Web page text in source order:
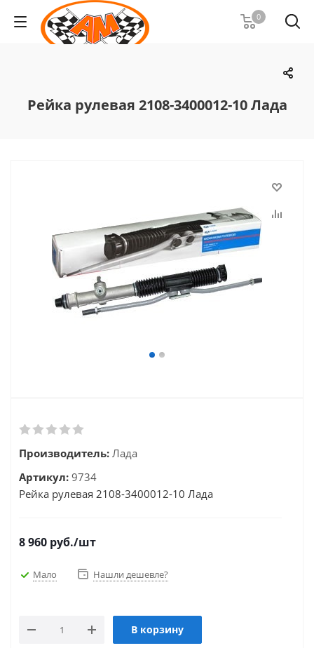
0
Рейка рулевая 2108-3400012-10 Лада
Производитель: Лада
Артикул: 9734
Рейка рулевая 2108-3400012-10 Лада
8 960 руб./шт
Мало Нашли дешевле?
В корзину